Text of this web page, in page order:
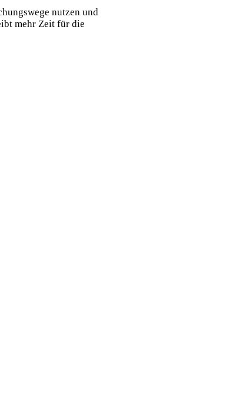
nutzen und
mehr Zeit für die